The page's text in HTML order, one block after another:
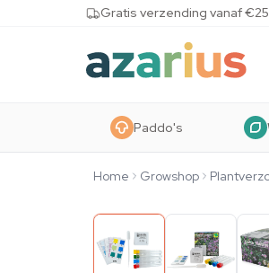
Skip to content Gratis verzending vanaf €25
Paddo's
Home Growshop